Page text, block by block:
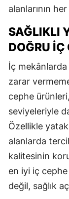
alanlarının
SAĞLIKLI
DOĞRU İÇ
İç mekânlarda
zarar
cephe
seviyeleriyle
Özellikle
alanlarda
kalitesinin
en iyi iç cephe
değil, sağlık